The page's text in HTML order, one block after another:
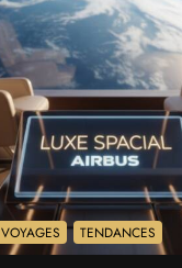
TENDANCES